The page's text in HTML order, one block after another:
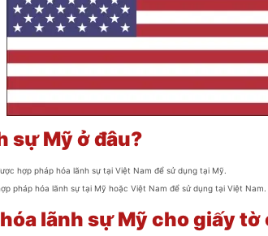
sự Mỹ ở đâu?
hợp pháp hóa lãnh sự tại Việt Nam để sử dụng tại Mỹ.
pháp hóa lãnh sự tại Mỹ hoặc Việt Nam để sử dụng tại Việt Nam.
lãnh sự Mỹ cho giấy tờ